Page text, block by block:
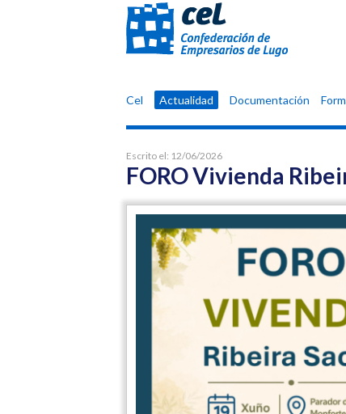
Confederación
Empresarios
de
Lugo
Cel Actualidad Documentación
Escrito el: 12/06/2026
FORO Vivienda